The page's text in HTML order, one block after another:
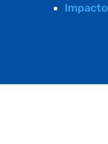
Impacto